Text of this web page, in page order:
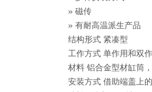
» 磁传
» 有耐高温派生产品
结构形式 紧凑型
工作方式 单作用和双
材料 铝合金型材缸筒
安装方式 借助端盖上